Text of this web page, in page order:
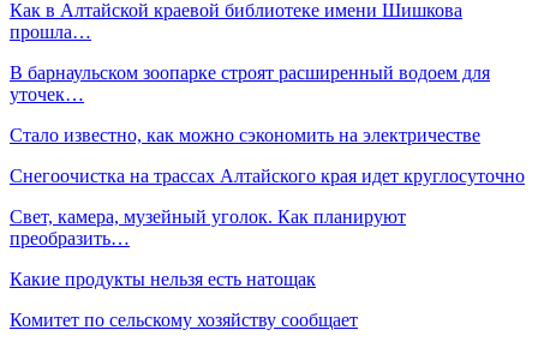
Как в Алтайской краевой библиотеке имени Шишкова
прошла…
В барнаульском зоопарке строят расширенный водоем для
уточек…
Стало известно, как можно сэкономить на электричестве
Снегоочистка на трассах Алтайского края идет круглосуточно
Свет, камера, музейный уголок. Как планируют
преобразить…
Какие продукты нельзя есть натощак
Комитет по сельскому хозяйству сообщает